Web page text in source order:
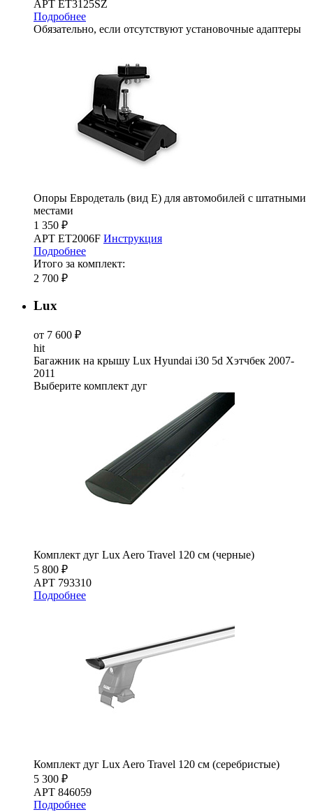
АРТ ET3125SZ
Подробнее
Обязательно, если отсутствуют установочные адаптеры
Опоры Евродеталь (вид Е) для автомобилей с штатными
местами
1 350 ₽
АРТ ET2006F Инструкция
Подробнее
Итого за комплект:
2 700 ₽
Lux
от 7 600 ₽
hit
Багажник на крышу Lux Hyundai i30 5d Хэтчбек 2007-
2011
Выберите комплект дуг
Комплект дуг Lux Aero Travel 120 см (черные)
5 800 ₽
АРТ 793310
Подробнее
Комплект дуг Lux Aero Travel 120 см (серебристые)
5 300 ₽
АРТ 846059
Подробнее